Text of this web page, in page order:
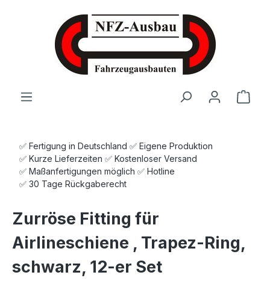
Zum Hauptinhalt springen
✅ Fertigung in Deutschland ✅ Eigene Produktion
✅ Kurze Lieferzeiten ✅ Kostenloser Versand
✅ Maßanfertigungen möglich ✅ Hotline
✅ 30 Tage Rückgaberecht
Zurröse Fitting für
Airlineschiene , Trapez-Ring,
schwarz, 12-er Set